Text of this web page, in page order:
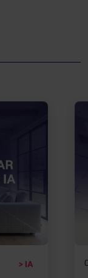
> IA